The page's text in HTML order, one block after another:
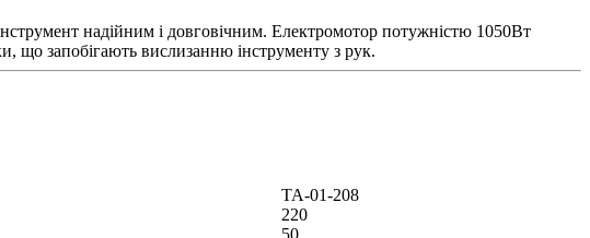
надійним і довговічним. Електромотор потужністю 1050Вт
що запобігають вислизанню інструменту з рук.
ТА-01-208
220
50